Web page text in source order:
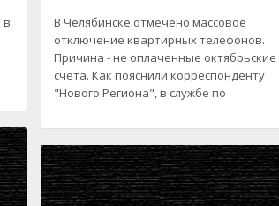
в
В Челябинске отмечено массовое
отключение квартирных телефонов.
Причина - не оплаченные октябрьские
счета. Как пояснили корреспонденту
"Нового Региона", в службе по